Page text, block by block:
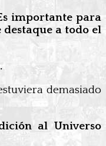
importante para
a todo el
demasiado
al Universo